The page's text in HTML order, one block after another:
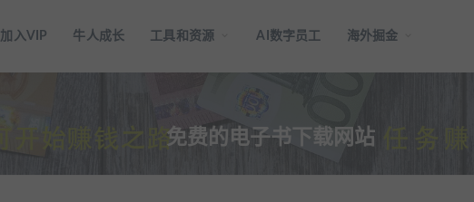
加入VIP 牛人成长 工具和资源 AI数字员工 海外掘金
免费的电子书下载网站